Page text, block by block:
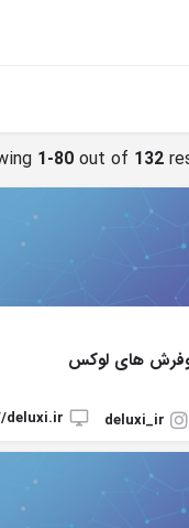
1-80 out of 132
های لوکس
deluxi_ir
deluxi.ir